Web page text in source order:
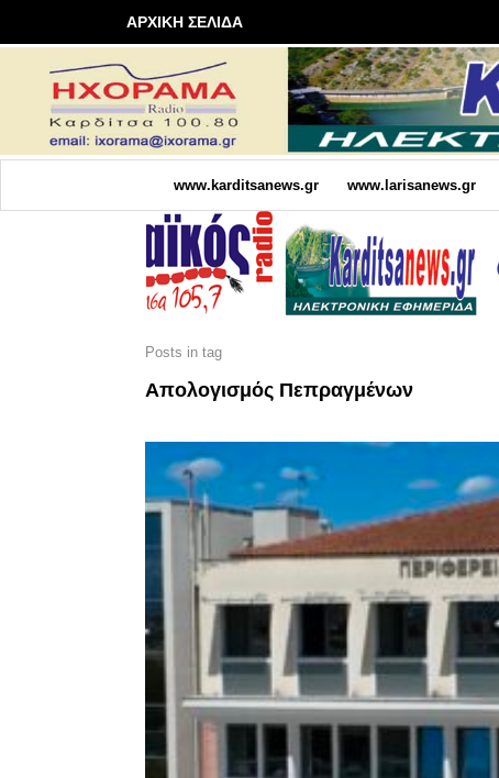
ΑΡΧΙΚΗ ΣΕΛΙΔΑ
www.karditsanews.gr www.larisanews.gr
Posts in tag
Απολογισμός Πεπραγμένων